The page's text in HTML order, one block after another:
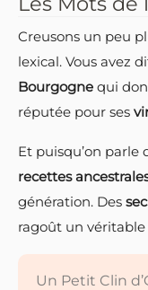
Creusons un peu
lexical. Vous avez
Bourgogne qui
réputée pour ses
Et puisqu’on parle
recettes
génération. Des
ragoût un véritable
Un Petit Clin